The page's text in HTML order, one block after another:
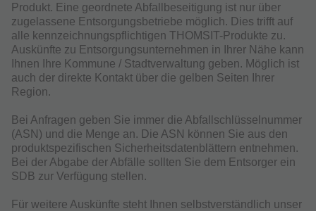
Produkt. Eine geordnete Abfallbeseitigung ist nur über
zugelassene Entsorgungsbetriebe möglich. Dies trifft auf
alle kennzeichnungspflichtigen THOMSIT-Produkte zu.
Auskünfte zu Entsorgungsunternehmen in Ihrer Nähe kann
Ihnen Ihre Kommune / Stadtverwaltung geben. Möglich ist
auch der direkte Kontakt über die gelben Seiten Ihrer
Region.
Bei Anfragen geben Sie immer die Abfallschlüsselnummer
(ASN) und die Menge an. Die ASN können Sie aus den
produktspezifischen Sicherheitsdatenblättern entnehmen.
Bei der Abgabe der Abfälle sollten Sie dem Entsorger ein
SDB zur Verfügung stellen.
Für weitere Auskünfte steht Ihnen selbstverständlich unser